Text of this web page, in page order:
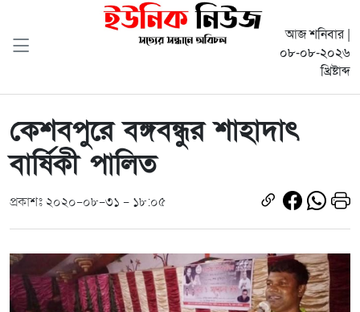
আজ শনিবার |
০৮-০৮-২০২৬
খ্রিষ্টাব্দ
কেশবপুরে বঙ্গবন্ধুর শাহাদাৎ
বার্ষিকী পালিত
প্রকাশঃ ২০২০-০৮-৩১ - ১৮:০৫